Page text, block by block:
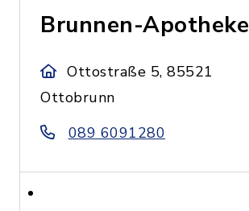
Brunnen-Apotheke
Ottostraße 5, 85521
Ottobrunn
089 6091280